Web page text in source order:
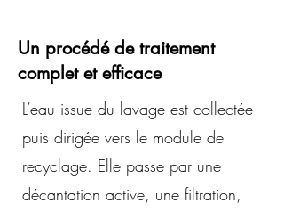
Un procédé de traitement
complet et efficace
L’eau issue du lavage est collectée
puis dirigée vers le module de
recyclage. Elle passe par une
décantation active, une filtration,